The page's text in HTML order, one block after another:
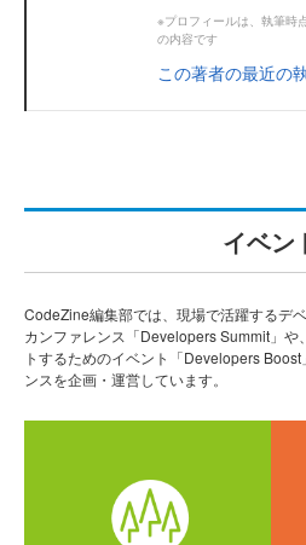
※プロフィールは、執筆時
の内容です
この著者の最近の
イベン
CodeZine編集部では、現場で活躍するデ
カンファレンス「Developers Summit」や
トするためのイベント「Developers
ンスを企画・運営しています。